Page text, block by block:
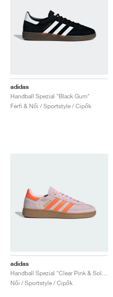
adidas
Handball Spezial "Black Gum"
Férfi & Női / Sportstyle / Cipők
adidas
Handball Spezial "Clear Pink & Solar Orange"
Női / Sportstyle / Cipők